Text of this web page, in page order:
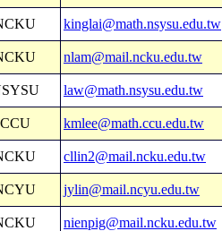
kinglai@math.nsysu.edu.tw
nlam@mail.ncku.edu.tw
law@math.nsysu.edu.tw
CCU kmlee@math.ccu.edu.tw
cllin2@mail.ncku.edu.tw
jylin@mail.ncyu.edu.tw
nienpig@mail.ncku.edu.tw